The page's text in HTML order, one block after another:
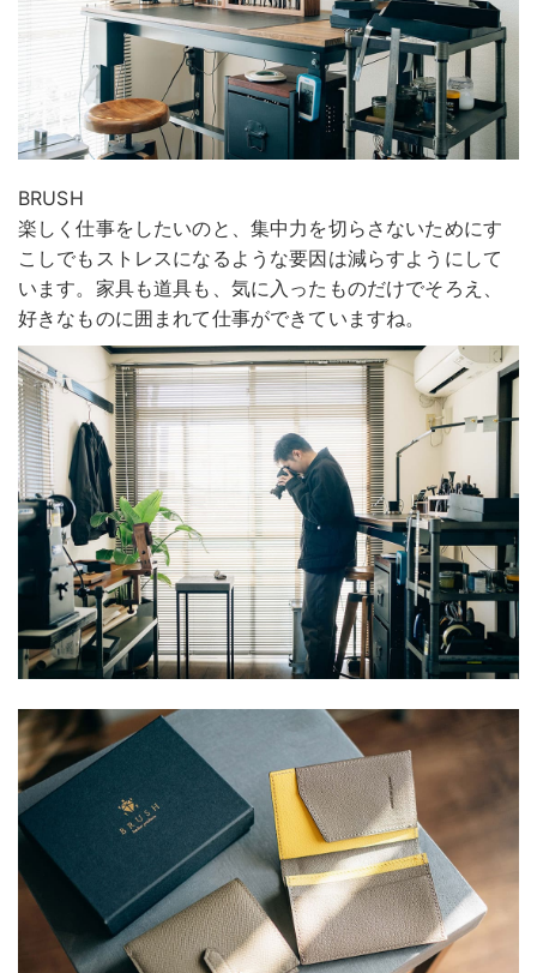
BRUSH
楽しく仕事をしたいのと、集中力を切らさないためにす
こしでもストレスになるような要因は減らすようにして
います。家具も道具も、気に入ったものだけでそろえ、
好きなものに囲まれて仕事ができていますね。